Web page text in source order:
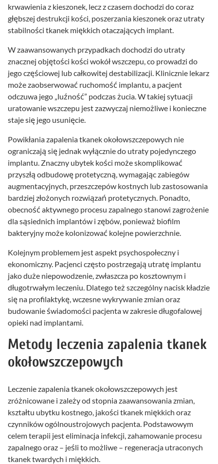
krwawienia z kieszonek, lecz z czasem dochodzi do coraz
głębszej destrukcji kości, poszerzania kieszonek oraz utraty
stabilności tkanek miękkich otaczających implant.
W zaawansowanych przypadkach dochodzi do utraty
znacznej objętości kości wokół wszczepu, co prowadzi do
jego częściowej lub całkowitej destabilizacji. Klinicznie lekarz
może zaobserwować ruchomość implantu, a pacjent
odczuwa jego „luźność” podczas żucia. W takiej sytuacji
uratowanie wszczepu jest zazwyczaj niemożliwe i konieczne
staje się jego usunięcie.
Powikłania zapalenia tkanek okołowszczepowych nie
ograniczają się jednak wyłącznie do utraty pojedynczego
implantu. Znaczny ubytek kości może skomplikować
przyszłą odbudowę protetyczną, wymagając zabiegów
augmentacyjnych, przeszczepów kostnych lub zastosowania
bardziej złożonych rozwiązań protetycznych. Ponadto,
obecność aktywnego procesu zapalnego stanowi zagrożenie
dla sąsiednich implantów i zębów, ponieważ biofilm
bakteryjny może kolonizować kolejne powierzchnie.
Kolejnym problemem jest aspekt psychospołeczny i
ekonomiczny. Pacjenci często postrzegają utratę implantu
jako duże niepowodzenie, zwłaszcza po kosztownym i
długotrwałym leczeniu. Dlatego też szczególny nacisk kładzie
się na profilaktykę, wczesne wykrywanie zmian oraz
budowanie świadomości pacjenta w zakresie długofalowej
opieki nad implantami.
Metody leczenia zapalenia tkanek
okołowszczepowych
Leczenie zapalenia tkanek okołowszczepowych jest
zróżnicowane i zależy od stopnia zaawansowania zmian,
kształtu ubytku kostnego, jakości tkanek miękkich oraz
czynników ogólnoustrojowych pacjenta. Podstawowym
celem terapii jest eliminacja infekcji, zahamowanie procesu
zapalnego oraz – jeśli to możliwe – regeneracja utraconych
tkanek twardych i miękkich.